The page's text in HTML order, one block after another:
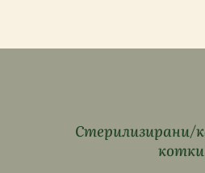
Стерилизирани/
котки